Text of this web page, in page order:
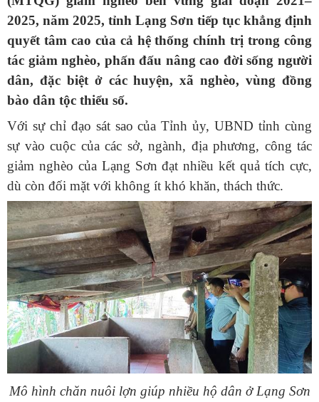
2025, năm 2025, tỉnh Lạng Sơn tiếp tục khẳng định
quyết tâm cao của cả hệ thống chính trị trong công
tác giảm nghèo, phấn đấu nâng cao đời sống người
dân, đặc biệt ở các huyện, xã nghèo, vùng đồng
bào dân tộc thiểu số.
Với sự chỉ đạo sát sao của Tỉnh ủy, UBND tỉnh cùng
sự vào cuộc của các sở, ngành, địa phương, công tác
giảm nghèo của Lạng Sơn đạt nhiều kết quả tích cực,
dù còn đối mặt với không ít khó khăn, thách thức.
Mô hình chăn nuôi lợn giúp nhiều hộ dân ở Lạng Sơn